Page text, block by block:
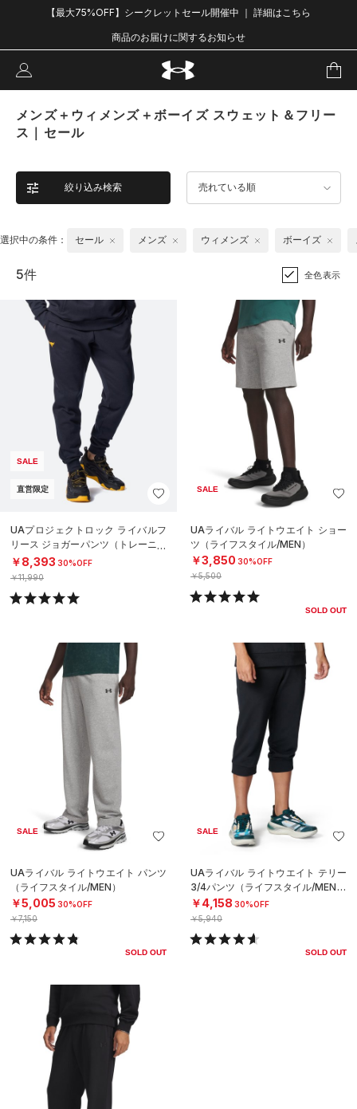
【最大75%OFF】シークレットセール開催中 ｜ 詳細はこちら
商品のお届けに関するお知らせ
メンズ＋ウィメンズ＋ボーイズ スウェット＆フリー
ス｜セール
絞り込み検索 売れている順
選択中の条件： セール メンズ ウィメンズ ボーイズ
5件 全色表示
SALE
直営限定
UAプロジェクトロック ライバルフ
リース ジョガーパンツ（トレーニン
グ/MEN）
￥8,393 30%OFF
￥11,990
SALE
UAライバル ライトウエイト ショー
ツ（ライフスタイル/MEN）
￥3,850 30%OFF
￥5,500
SOLD OUT
SALE
UAライバル ライトウエイト パンツ
（ライフスタイル/MEN）
￥5,005 30%OFF
￥7,150
SOLD OUT
SALE
UAライバル ライトウエイト テリー
3/4パンツ（ライフスタイル/MEN）
￥4,158 30%OFF
￥5,940
SOLD OUT